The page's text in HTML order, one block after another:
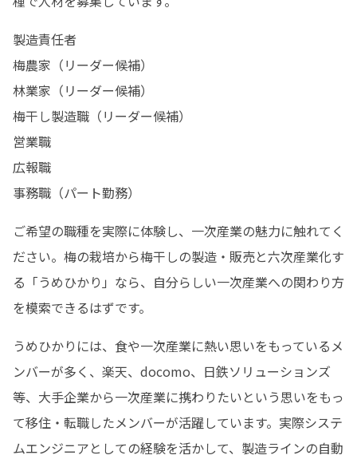
製造責任者
梅農家（リーダー候補）
林業家（リーダー候補）
梅干し製造職（リーダー候補）
営業職
広報職
事務職（パート勤務）
ご希望の職種を実際に体験し、一次産業の魅力に触れてく
ださい。梅の栽培から梅干しの製造・販売と六次産業化す
る「うめひかり」なら、自分らしい一次産業への関わり方
を模索できるはずです。
うめひかりには、食や一次産業に熱い思いをもっているメ
ンバーが多く、楽天、docomo、日鉄ソリューションズ
等、大手企業から一次産業に携わりたいという思いをもっ
て移住・転職したメンバーが活躍しています。実際システ
ムエンジニアとしての経験を活かして、製造ラインの自動